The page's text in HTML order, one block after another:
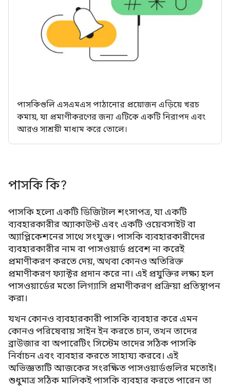
পাসকিগুলি এসএমএস পাঠানোর প্রয়োজন এড়িয়ে খরচ
কমায়, যা প্রমাণীকরণের জন্য এটিকে একটি নিরাপদ এবং
আরও সাশ্রয়ী মাধ্যম করে তোলে।
পাসকি কি?
পাসকি হলো একটি ডিজিটাল শংসাপত্র, যা একটি
ব্যবহারকারীর অ্যাকাউন্ট এবং একটি ওয়েবসাইট বা
অ্যাপ্লিকেশনের সাথে সংযুক্ত। পাসকি ব্যবহারকারীদের
ব্যবহারকারীর নাম বা পাসওয়ার্ড প্রবেশ না করেই
প্রমাণীকরণ করতে দেয়, অথবা কোনও অতিরিক্ত
প্রমাণীকরণ ফ্যাক্টর প্রদান করে না। এই প্রযুক্তির লক্ষ্য হল
পাসওয়ার্ডের মতো লিগ্যাসি প্রমাণীকরণ প্রক্রিয়া প্রতিস্থাপন
করা।
যখন কোনও ব্যবহারকারী পাসকি ব্যবহার করে এমন
কোনও পরিষেবায় সাইন ইন করতে চান, তখন তাদের
ব্রাউজার বা অপারেটিং সিস্টেম তাদের সঠিক পাসকি
নির্বাচন এবং ব্যবহার করতে সাহায্য করবে। এই
অভিজ্ঞতাটি আজকের সংরক্ষিত পাসওয়ার্ডগুলির মতোই।
শুধুমাত্র সঠিক মালিকই পাসকি ব্যবহার করতে পারেন তা